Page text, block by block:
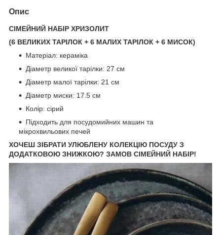
Опис
СІМЕЙНИЙ НАБІР ХРИЗОЛИТ
(6 ВЕЛИКИХ ТАРІЛОК + 6 МАЛИХ ТАРІЛОК + 6 МИСОК)
Матеріал: кераміка
Діаметр великої тарілки: 27 см
Діаметр малої тарілки: 21 см
Діаметр миски: 17.5 см
Колір: сірий
Підходить для посудомийних машин та
мікрохвильових печей
ХОЧЕШ ЗІБРАТИ УЛЮБЛЕНУ КОЛЕКЦІЮ ПОСУДУ З
ДОДАТКОВОЮ ЗНИЖКОЮ? ЗАМОВ СІМЕЙНИЙ НАБІР!